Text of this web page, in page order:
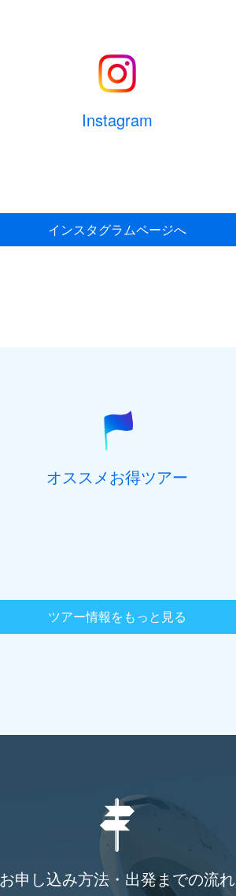
Instagram
インスタグラムページへ
オススメお得ツアー
ツアー情報をもっと見る
お申し込み方法・出発までの流れ